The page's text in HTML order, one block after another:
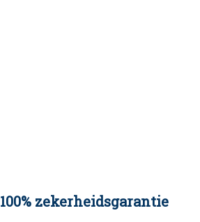
100% zekerheidsgarantie